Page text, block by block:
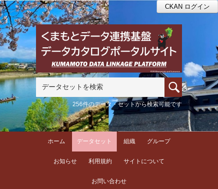
CKAN ログイン
256件のデータ・セットから検索可能です
ホーム データセット 組織 グループ
お知らせ 利用規約 サイトについて
お問い合わせ